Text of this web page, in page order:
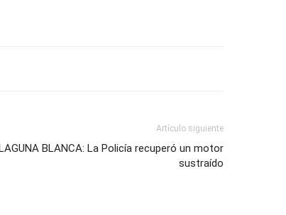
Artículo siguiente
BLANCA: La Policía recuperó un motor
sustraído